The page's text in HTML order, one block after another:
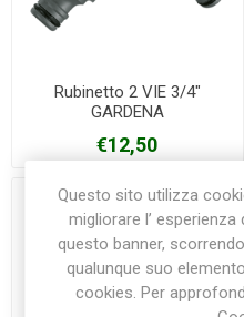
Rubinetto 2 VIE 3/4"
GARDENA
€12,50
Questo sito utilizza
migliorare l’
questo banner,
qualunque suo
cookies. Per